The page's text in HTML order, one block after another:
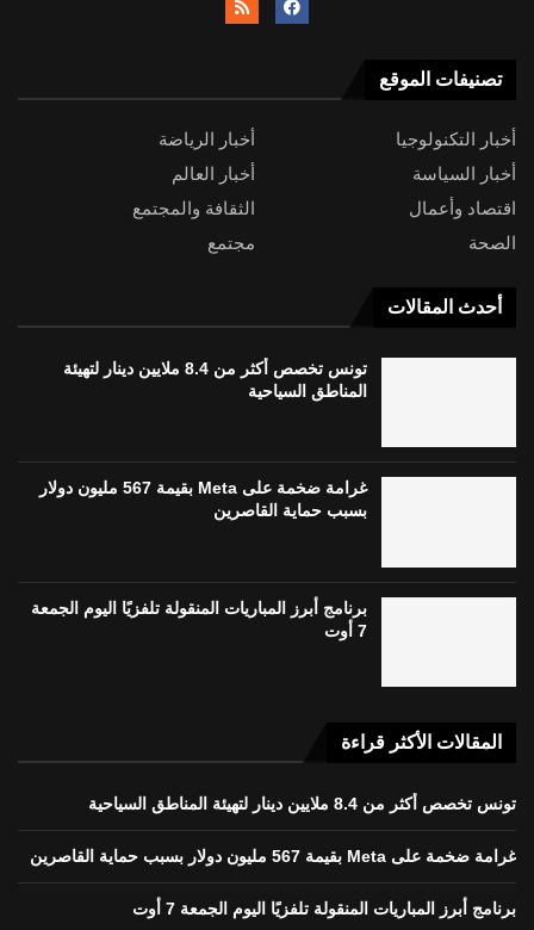
تصنيفات الموقع
أخبار التكنولوجيا
أخبار الرياضة
أخبار السياسة
أخبار العالم
اقتصاد وأعمال
الثقافة والمجتمع
الصحة
مجتمع
أحدث المقالات
تونس تخصص أكثر من 8.4 ملايين دينار لتهيئة
المناطق السياحية
غرامة ضخمة على Meta بقيمة 567 مليون دولار
بسبب حماية القاصرين
برنامج أبرز المباريات المنقولة تلفزيًا اليوم الجمعة
7 أوت
المقالات الأكثر قراءة
تونس تخصص أكثر من 8.4 ملايين دينار لتهيئة المناطق السياحية
غرامة ضخمة على Meta بقيمة 567 مليون دولار بسبب حماية القاصرين
برنامج أبرز المباريات المنقولة تلفزيًا اليوم الجمعة 7 أوت